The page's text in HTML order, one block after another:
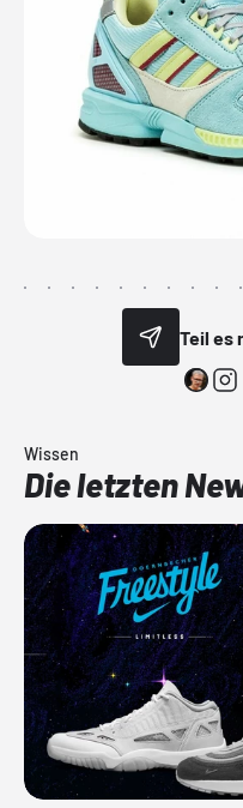
Teil es
Wissen
Die letzten